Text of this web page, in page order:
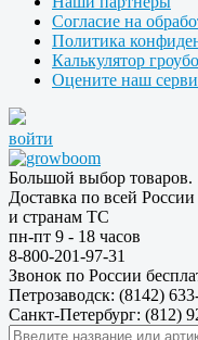
Согласие на
Политика
Калькулятор
Оцените наш
войти
Большой выбор товаров.
Доставка по всей России
и странам ТС
пн-пт 9 - 18 часов
8-800-201-97-31
Звонок по России
Петрозаводск: (8142)
Санкт-Петербург: (812)